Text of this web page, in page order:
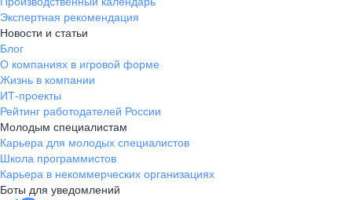
Экспертная рекомендация
Новости и статьи
Блог
О компаниях в игровой форме
Жизнь в компании
ИТ-проекты
Рейтинг работодателей России
Молодым специалистам
Карьера для молодых специалистов
Школа программистов
Карьера в некоммерческих организациях
Боты для уведомлений